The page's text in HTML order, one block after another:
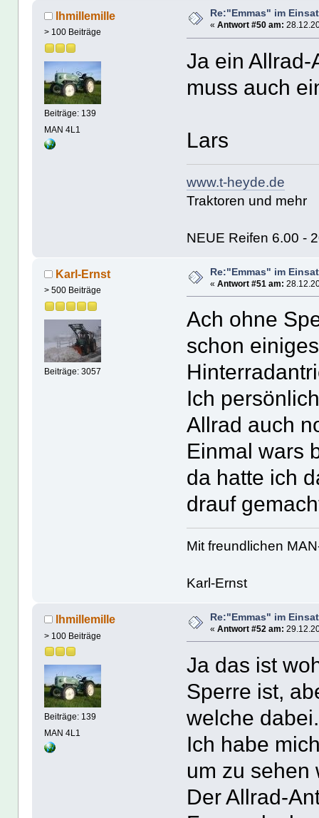
lhmillemille
> 100 Beiträge
Beiträge: 139
MAN 4L1
Re:"Emmas" im
« Antwort #50 am:
Ja ein Allrad-
muss auch
Lars
www.t-heyde.de
Traktoren und mehr
NEUE Reifen 6.00 -
Karl-Ernst
> 500 Beiträge
Beiträge: 3057
Re:"Emmas" im
« Antwort #51 am:
Ach ohne
schon
Ich
Allrad auch
Einmal wars
da hatte ich
drauf
Mit freundlichen
Karl-Ernst
lhmillemille
> 100 Beiträge
Beiträge: 139
MAN 4L1
Re:"Emmas" im
« Antwort #52 am:
Ja das ist
Sperre ist,
welche dabei.
Ich habe
um zu sehen
Der Allrad-